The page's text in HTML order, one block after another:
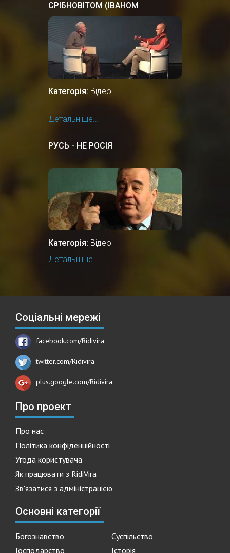
СРІБНОВІТОМ (ІВАНОМ
ТЕРНОВИМ)
Категорія: Відео
Детальніше...
РУСЬ - НЕ РОСІЯ
Категорія: Відео
Детальніше...
Соціальні мережі
facebook.com/Ridivira
twitter.com/Ridivira
plus.google.com/Ridivira
Про проект
Про нас
Політика конфіденційності
Угода користувача
Як працювати з RidiVira
Зв'язатися з адміністрацією
Основні категорії
Богознавство
Суспільство
Господарство
Історія